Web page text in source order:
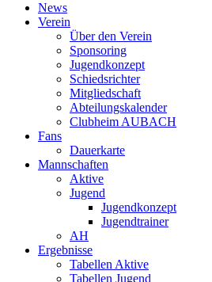
News
Verein
Über den Verein
Sponsoring
Jugendkonzept
Schiedsrichter
Mitgliedschaft
Abteilungskalender
Clubheim AUBACH
Fans
Dauerkarte
Mannschaften
Aktive
Jugend
Jugendkonzept
Jugendtrainer
AH
Ergebnisse
Tabellen Aktive
Tabellen Jugend